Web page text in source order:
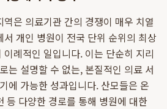
은 의료기관 간의 경쟁이 매우 치열
개인 병원이 전국 단위 순위의 최상
례적인 일입니다. 이는 단순히 지리
는 설명할 수 없는, 본질적인 의료 서
에 가능한 성과입니다. 산모들은 온
등 다양한 경로를 통해 병원에 대한